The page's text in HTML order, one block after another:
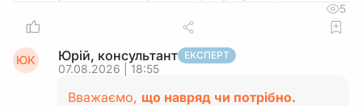
5
ЮК Юрій, консультант ЕКСПЕРТ
07.08.2026 | 18:55
Вважаємо, що навряд чи потрібно.